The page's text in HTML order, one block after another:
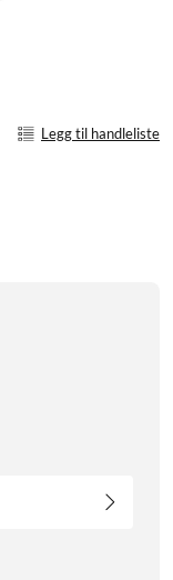
Legg til handleliste